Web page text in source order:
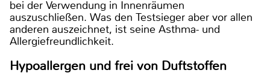
bei der Verwendung in Innenräumen
auszuschließen. Was den Testsieger aber vor allen
anderen auszeichnet, ist seine Asthma- und
Allergiefreundlichkeit.
Hypoallergen und frei von Duftstoffen